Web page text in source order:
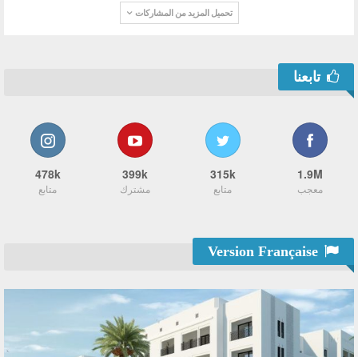
تحميل المزيد من المشاركات
تابعنا
1.9M
معجب
315k
متابع
399k
مشترك
478k
متابع